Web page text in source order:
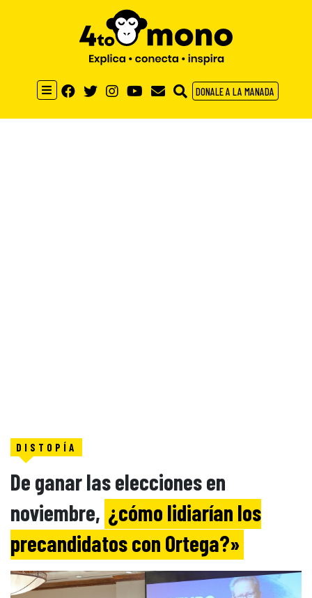
DONALE A LA MANADA
DISTOPÍA
De ganar las elecciones en
noviembre, ¿cómo lidiarían los
precandidatos con Ortega?»